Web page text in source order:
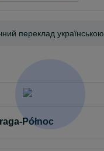
переклад українською
Północ